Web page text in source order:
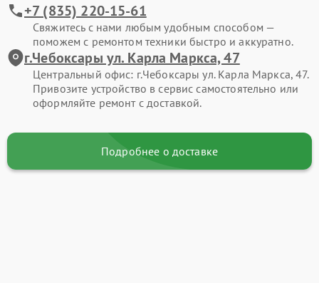
+7 (835) 220-15-61
Свяжитесь с нами любым удобным способом —
поможем с ремонтом техники быстро и аккуратно.
г.Чебоксары ул. Карла Маркса, 47
Центральный офис: г.Чебоксары ул. Карла Маркса, 47.
Привозите устройство в сервис самостоятельно или
оформляйте ремонт с доставкой.
Подробнее о доставке